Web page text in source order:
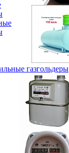
газгольдеры